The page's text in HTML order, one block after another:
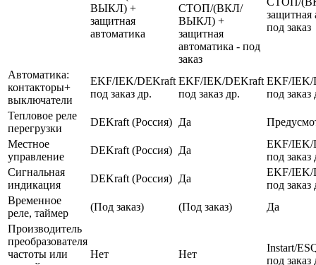
ВЫКЛ) +
защитная
автоматика
СТОП/(ВКЛ/
ВЫКЛ) +
защитная
автоматика - под
заказ
защитная
под заказ
Автоматика:
контакторы+
выключатели
EKF/IEK/DEKraft
под заказ др.
EKF/IEK/DEKraft
под заказ др.
EKF/IEK/
под заказ
Тепловое реле
перегрузки
DEKraft (Россия) Да
Местное
управление
DEKraft (Россия) Да
EKF/IEK/
под заказ
Сигнальная
индикация
DEKraft (Россия) Да
EKF/IEK/
под заказ
Временное
реле, таймер
(Под заказ) (Под заказ)
Да
Производитель
преобразователя
частоты или
Нет Нет
Instart/
под заказ